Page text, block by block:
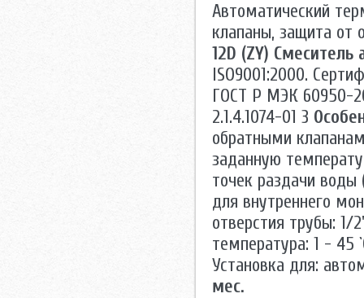
Автоматический
клапаны, защита от
12D (ZY)
ISO9001:2000.
ГОСТ Р МЭК 60950-
2.1.4.1074-01 3
обратными
заданную
точек раздачи воды
для внутреннего
отверстия трубы:
температура: 1 - 45
Установка для:
мес.